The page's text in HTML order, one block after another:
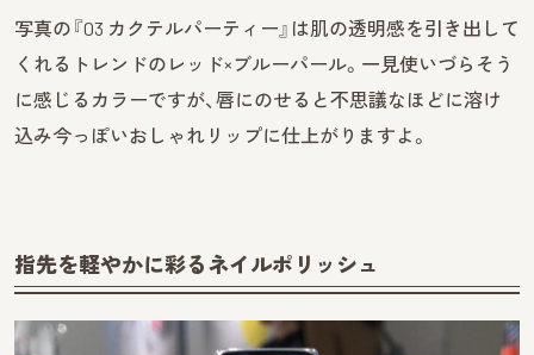
写真の『03 カクテルパーティー』は肌の透明感を引き出して
くれるトレンドのレッド×ブルーパール。一見使いづらそう
に感じるカラーですが、唇にのせると不思議なほどに溶け
込み今っぽいおしゃれリップに仕上がりますよ。
指先を軽やかに彩るネイルポリッシュ